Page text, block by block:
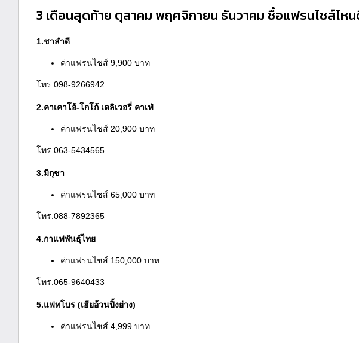
3 เดือนสุดท้าย ตุลาคม พฤศจิกายน ธันวาคม ซื้อแฟรนไชส์ไห
1.ชาลำดี
ค่าแฟรนไชส์ 9,900 บาท
โทร.098-9266942
2.คาเคาโอ้-โกโก้ เดลิเวอรี่ คาเฟ่
ค่าแฟรนไชส์ 20,900 บาท
โทร.063-5434565
3.มิกุชา
ค่าแฟรนไชส์ 65,000 บาท
โทร.088-7892365
4.กาแฟพันธุ์ไทย
ค่าแฟรนไชส์ 150,000 บาท
โทร.065-9640433
5.แฟทโบร (เฮียอ้วนปิ้งย่าง)
ค่าแฟรนไชส์ 4,999 บาท